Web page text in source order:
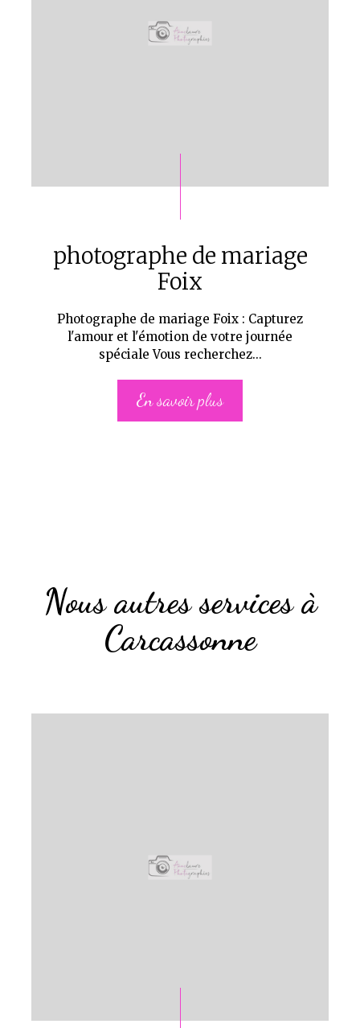
photographe de mariage
Foix
Photographe de mariage Foix : Capturez
l'amour et l'émotion de votre journée
spéciale Vous recherchez...
En savoir plus
Nous autres services à
Carcassonne